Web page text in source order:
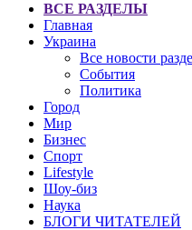
ВСЕ РАЗДЕЛЫ
Главная
Украина
Все новости
События
Политика
Город
Мир
Бизнес
Спорт
Lifestyle
Шоу-биз
Наука
БЛОГИ ЧИТАТЕЛЕЙ